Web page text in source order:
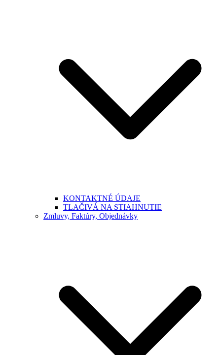
KONTAKTNÉ ÚDAJE
TLAČIVÁ NA STIAHNUTIE
Zmluvy, Faktúry, Objednávky